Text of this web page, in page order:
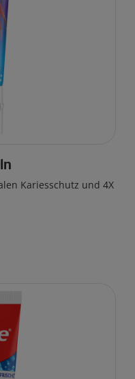
Kariesschutz und 4X